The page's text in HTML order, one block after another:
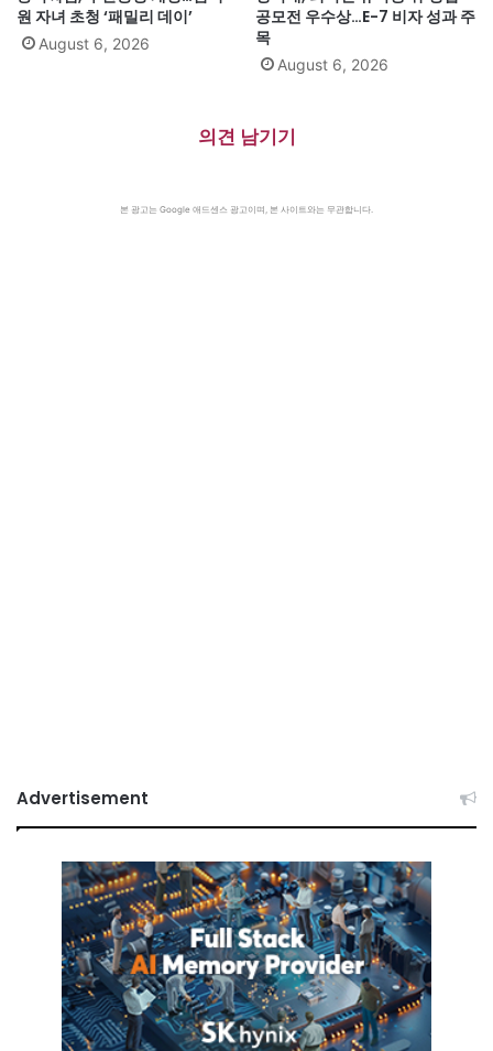
원 자녀 초청 ‘패밀리 데이’
August 6, 2026
공모전 우수상…E-7 비자 성과 주
목
August 6, 2026
의견 남기기
본 광고는 Google 애드센스 광고이며, 본 사이트와는 무관합니다.
Advertisement